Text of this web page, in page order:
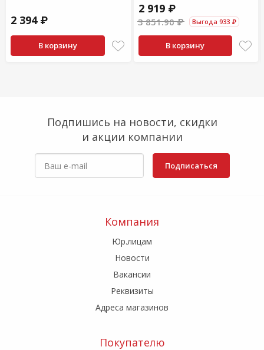
2 394 ₽
В корзину
2 919 ₽
3 851.90 ₽ Выгода 933 ₽
В корзину
Подпишись на новости, скидки
и акции компании
Подписаться
Компания
Юр.лицам
Новости
Вакансии
Реквизиты
Адреса магазинов
Покупателю